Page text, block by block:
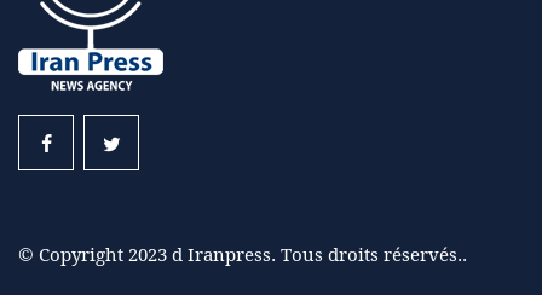
© Copyright 2023 d Iranpress. Tous droits réservés..